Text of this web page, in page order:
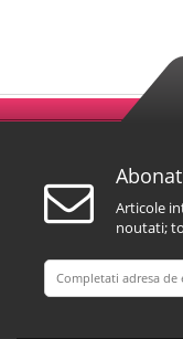
Articole
noutati;